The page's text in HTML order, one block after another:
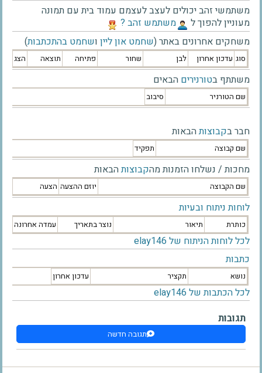
משתמשי זהב יכולים לעצב לעצמם עמוד בית עם תמונה
מעוניין להפוך ל
‫משתמש זהב ?‬
משחקים אחרונים באתר (שחמט און ליין ושחמט בהתכתבות)
סוג עדכון אחרון לבן שחור פתיחה תוצאה הצג
משתתף בטורנירים הבאים
שם הטורניר סיבוב
חבר בקבוצותהבאות
שם קבוצה תפקיד
מחכות / נשלחו הזמנות מהקבוצותהבאות
שם הקבוצה יוזם ההצעה הצעה
לוחות ניתוח ובעיות
כותרת תיאור נוצר בתאריך עמדה אחרונה
לכל לוחות הניתוח של elay146
כתבות
נושא תקציר עדכון אחרון
לכל הכתבות של elay146
תגובות
תגובה חדשה